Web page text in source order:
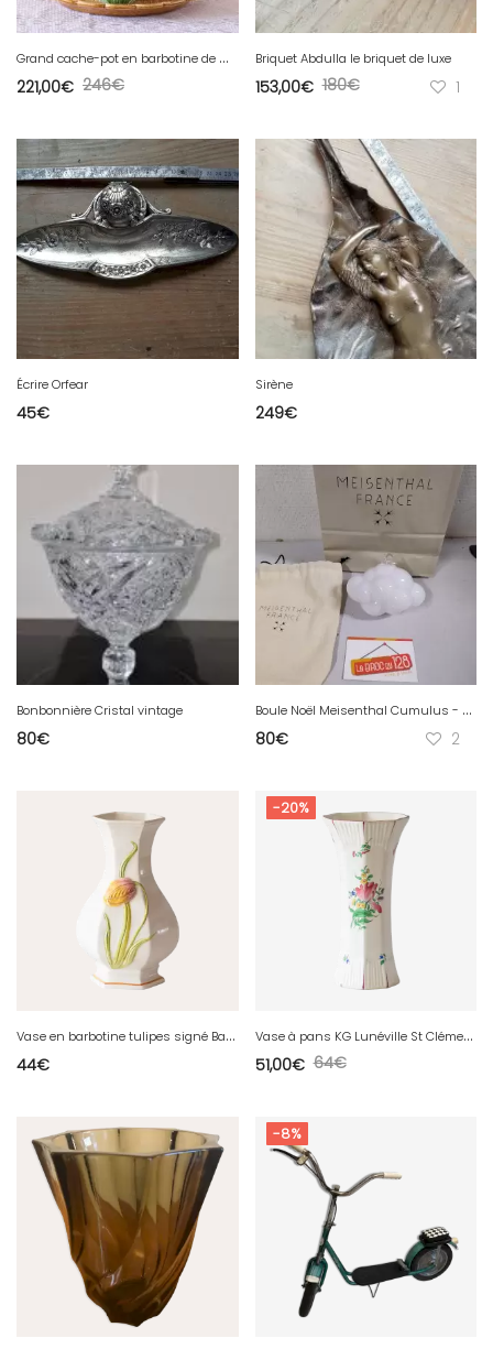
G
rand cache-pot en barbotine de Wasmuel Art Nouveau XIXe
246€
221,00€
Briquet Abdulla le briquet de luxe
180€
153,00€ 1
Écrire Orfear
45€
Sirène
249€
Bonbonnière Cristal vintage
80€
B
oule Noël Meisenthal Cumulus - Blanc - Verre - NEUVE - 2010
80€ 2
V
ase en barbotine tulipes signé Bassano
44€
-20%
V
ase à pans KG Lunéville St Clément Reverbere
64€
51,00€
-8%